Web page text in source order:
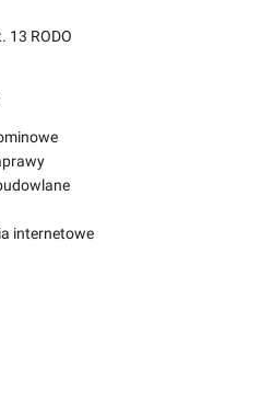
13 RODO
internetowe